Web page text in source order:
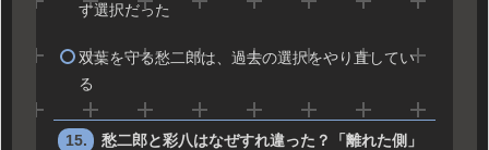
す選択だった
双葉を守る愁二郎は、過去の選択をやり直してい
る
愁二郎と彩八はなぜすれ違った？「離れた側」